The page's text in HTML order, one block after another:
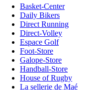
Basket-Center
Daily Bikers
Direct Running
Direct-Volley
Espace Golf
Foot-Store
Galope-Store
Handball-Store
House of Rugby
La sellerie de Maé